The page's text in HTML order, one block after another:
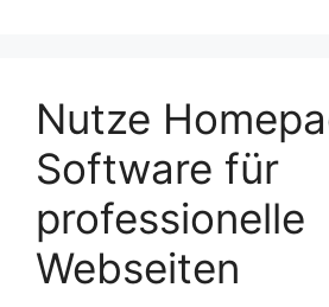
Nutze
Software für
professionelle
Webseiten